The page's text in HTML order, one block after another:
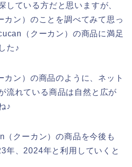
している方だと思いますが、
カン）のことを調べてみて思っ
（クーカン）の商品に満足
た♪
ン）の商品のように、ネット
流れている商品は自然と広が
♪
（クーカン）の商品を今後も
年、2024年と利用していくと